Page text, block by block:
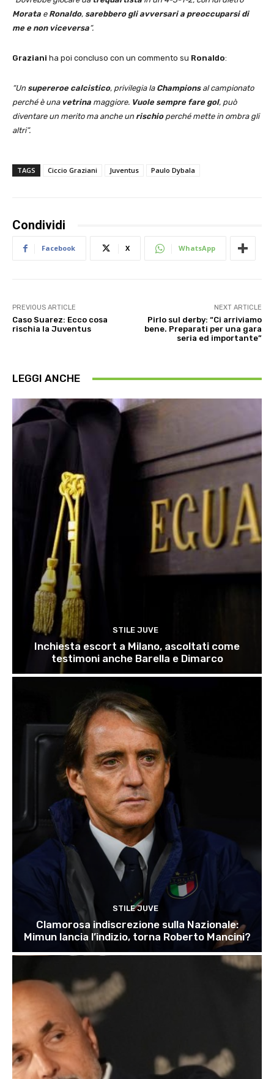
Morata e Ronaldo, sarebbero gli avversari a preoccuparsi di
me e non viceversa“.
Graziani ha poi concluso con un commento su Ronaldo:
“Un supereroe calcistico, privilegia la Championsal campionato
perché è una vetrina maggiore. Vuole sempre fare gol, può
diventare un merito ma anche un rischioperché mette in ombra gli
altri”.
TAGS Ciccio Graziani Juventus Paulo Dybala
Condividi
Facebook X WhatsApp
PREVIOUS ARTICLE
Caso Suarez: Ecco cosa
rischia la Juventus
NEXT ARTICLE
Pirlo sul derby: “Ci arriviamo
bene. Preparati per una gara
seria ed importante”
LEGGI ANCHE
STILE JUVE
Inchiesta escort a Milano, ascoltati come
testimoni anche Barella e Dimarco
STILE JUVE
Clamorosa indiscrezione sulla Nazionale:
Mimun lancia l’indizio, torna Roberto Mancini?